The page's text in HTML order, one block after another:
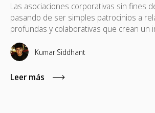
Las asociaciones corporativas sin fines
pasando de ser simples patrocinios a
profundas y colaborativas que crean un
mensurable. Desde la financiación hasta
tecnología y el marketing por causas, las
sólidas alinean los objetivos
misiones de las organizaciones sin fines
Kumar Siddhant
Leer más